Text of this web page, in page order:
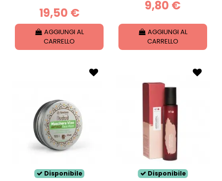
19,50 €
AGGIUNGI AL
CARRELLO
9,80 €
AGGIUNGI AL
CARRELLO
Disponibile
Disponibile